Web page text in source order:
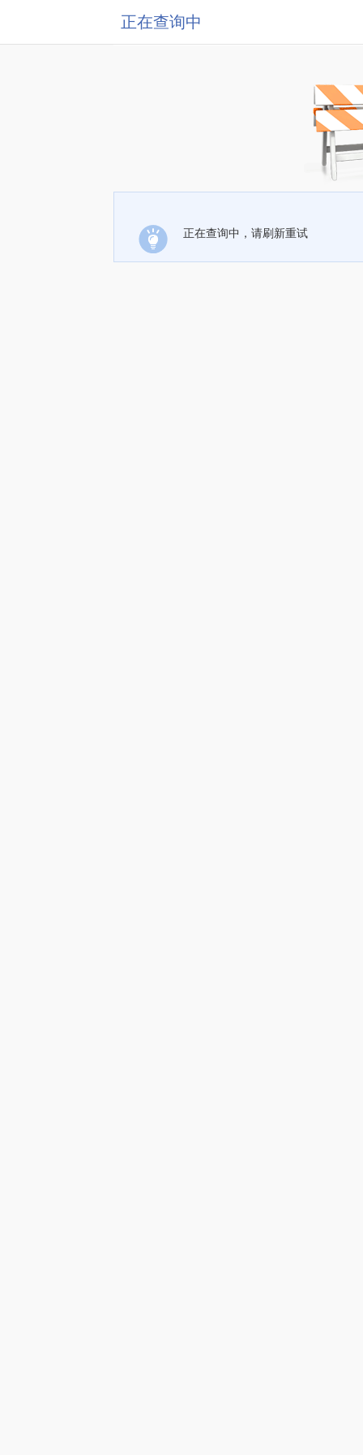
正在查询中
正在查询中，请刷新重试